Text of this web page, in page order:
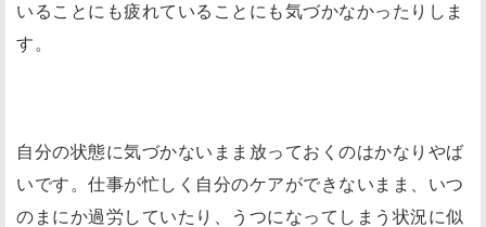
いることにも疲れていることにも気づかなかったりしま
す。
自分の状態に気づかないまま放っておくのはかなりやば
いです。仕事が忙しく自分のケアができないまま、いつ
のまにか過労していたり、うつになってしまう状況に似